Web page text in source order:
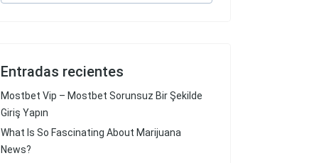
Entradas recientes
Mostbet Vip – Mostbet Sorunsuz Bir Şekilde
Giriş Yapın
What Is So Fascinating About Marijuana
News?